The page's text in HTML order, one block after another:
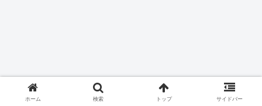
ホーム 検索 トップ サイドバー